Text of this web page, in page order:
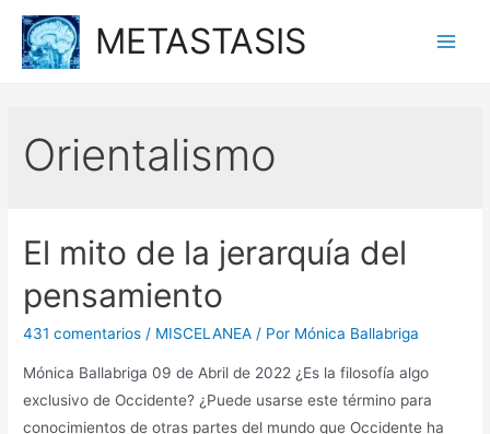
contenido
METASTASIS
Orientalismo
El mito de la jerarquía del
pensamiento
431 comentarios / MISCELANEA / Por Mónica Ballabriga
Mónica Ballabriga 09 de Abril de 2022 ¿Es la filosofía algo
exclusivo de Occidente? ¿Puede usarse este término para
conocimientos de otras partes del mundo que Occidente ha